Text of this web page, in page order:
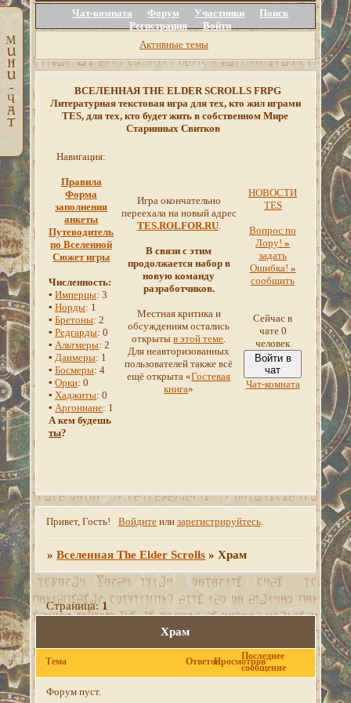
Чат-комната Форум Участники
Поиск
Регистрация
Войти
Активные темы
ВСЕЛЕННАЯ THE ELDER SCROLLS FRPG
Литературная текстовая игра для тех, кто жил играми
TES, для тех, кто будет жить в собственном Мире
Старинных Свитков
Навигация:
Правила
Форма
заполнения
анкеты
Путеводитель
по Вселенной
Сюжет игры
Численность:
▪Имперцы: 3
▪Норды: 1
▪Бретоны: 2
▪Редгарды: 0
▪Альтмеры: 2
▪Данмеры: 1
▪Босмеры: 4
▪Орки: 0
▪Хаджиты: 0
▪Аргониане: 1
А кем будешь
ты?
Игра окончательно
переехала на новый адрес
TES.ROLFOR.RU.
В связи с этим
продолжается набор в
новую команду
разработчиков.
Местная критика и
обсуждениям остались
открытыв этой теме.
Для неавторизованных
пользователей также всё
ещё открыта «Гостевая
книга»
НОВОСТИ
TES
Вопрос по
Лору!»
задать
Ошибка! »
сообщить
Сейчас в
чате 0
человек
Войти в
чат
Чат-комната
Привет, Гость! Войдитеили зарегистрируйтесь.
»Вселенная The Elder Scrolls »Храм
Храм
Страница:1
Тема ОтветовПросмотров
Последнее
сообщение
Форум пуст.